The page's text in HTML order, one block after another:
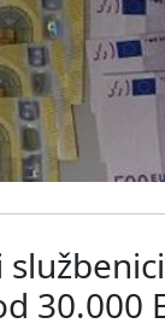
30.000